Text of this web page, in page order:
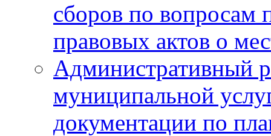
сборов по вопросам
правовых актов о
Административный
муниципальной
документации по